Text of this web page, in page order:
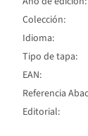
Colección:
Idioma:
Tipo de tapa:
EAN:
Referencia
Editorial: